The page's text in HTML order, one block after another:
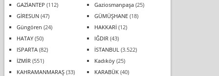
GAZİANTEP (112) Gaziosmanpaşa(25)
GİRESUN(47) GÜMÜŞHANE(18)
Güngören (24) HAKKARİ (12)
HATAY(50) IĞDIR (43)
ISPARTA(82) İSTANBUL (3.522)
İZMİR (551) Kadıköy(25)
KAHRAMANMARAŞ(33) KARABÜK(40)